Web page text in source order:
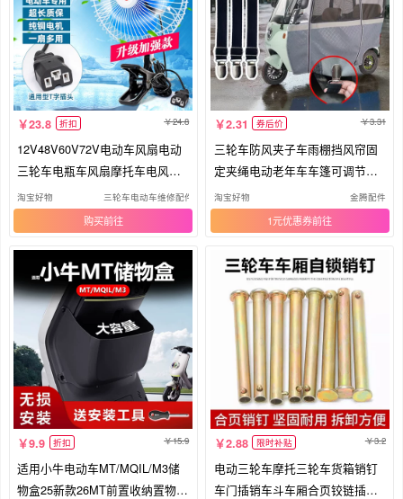
23.8 折扣 24.8
12V48V60V72V电动车风扇电动
三轮车电瓶车风扇摩托车电风扇
空调扇
淘宝好物 三轮车电动车维修配件店
购买
2.31 券后价 3.31
三轮车防风夹子车雨棚挡风帘固
定夹绳电动老年车车篷可调节弹
力带
淘宝好物 金腾配件
1元优惠券
9.9 折扣 15.9
适用小牛电动车MT/MQIL/M3储
物盒25新款26MT前置收纳置物盒
2.88 限时补贴 3.2
电动三轮车摩托三轮车货箱销钉
车门插销车斗车厢合页铰链插销